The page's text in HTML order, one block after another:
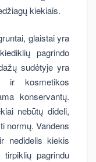
kiekiais.
glaistai yra
pagrindo
sudėtyje yra
ir kosmetikos
konservantų.
nebūtų dideli,
normų. Vandens
nedidelis kiekis
pagrindu